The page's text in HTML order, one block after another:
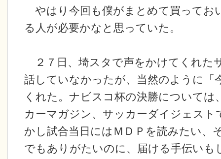
やはり今回も僕がまとめて買ってお
る人が必要かなと思っていた。
２７日、埼スタで声をかけてくれた
話していなかったが、当然のように「
くれた。ナビスコ杯の決勝について
カーマガジン、サッカーダイジェスト
かし試合当日にはＭＤＰを読みたい、
でもありがたいのに、届ける手伝いも